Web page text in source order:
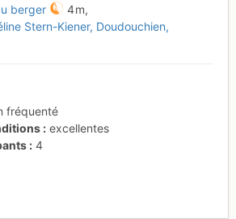
berger
4 m,
Stern-Kiener Doudouchien
fréquenté
excellentes
4